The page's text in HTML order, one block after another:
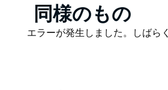
酒類販売許可あり。
各種パーティーやお祝い事の
Product
List
同様のもの
Product
エラーが発生しました。しばら